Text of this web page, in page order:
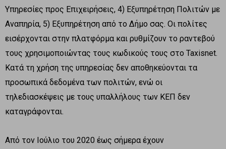
Υπηρεσίες προς Επιχειρήσεις, 4) Εξυπηρέτηση Πολιτών με
Αναπηρία, 5) Εξυπηρέτηση από το Δήμο σας. Οι πολίτες
εισέρχονται στην πλατφόρμα και ρυθμίζουν το ραντεβού
τους χρησιμοποιώντας τους κωδικούς τους στο Taxisnet.
Κατά τη χρήση της υπηρεσίας δεν αποθηκεύονται τα
προσωπικά δεδομένα των πολιτών, ενώ οι
τηλεδιασκέψεις με τους υπαλλήλους των ΚΕΠ δεν
καταγράφονται.
Από τον Ιούλιο του 2020 έως σήμερα έχουν